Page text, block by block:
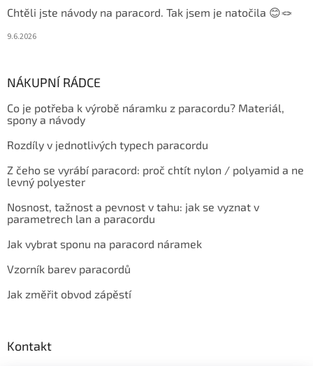
Chtěli jste návody na paracord. Tak jsem je natočila 😊🪢
9.6.2026
NÁKUPNÍ RÁDCE
Co je potřeba k výrobě náramku z paracordu? Materiál,
spony a návody
Rozdíly v jednotlivých typech paracordu
Z čeho se vyrábí paracord: proč chtít nylon / polyamid a ne
levný polyester
Nosnost, tažnost a pevnost v tahu: jak se vyznat v
parametrech lan a paracordu
Jak vybrat sponu na paracord náramek
Vzorník barev paracordů
Jak změřit obvod zápěstí
Kontakt